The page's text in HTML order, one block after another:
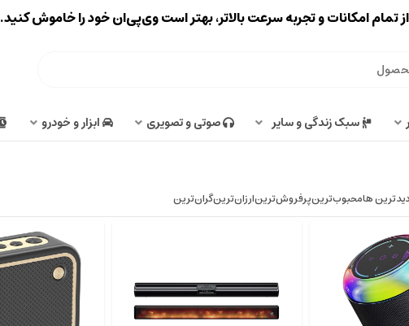
تمام امکانات و تجربه سرعت بالاتر، بهتر است وی‌پی‌ان خود را خاموش کنید.
سبک زندگی و سایر صوتی و تصویری ابزار و خودرو
هامحبوب‌‌ترینپرفروش‌ترینارزان‌ترینگران‌ترین